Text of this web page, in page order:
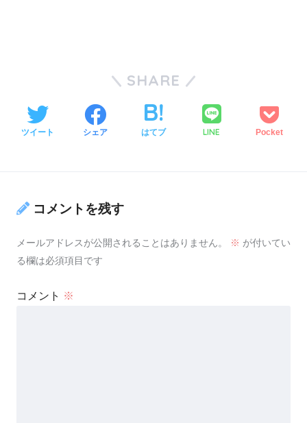
SHARE
ツイート シェア はてブ LINE Pocket
コメントを残す
メールアドレスが公開されることはありません。 ※ が付いてい
る欄は必須項目です
コメント ※